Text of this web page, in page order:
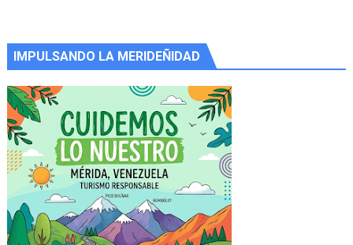
IMPULSANDO LA MERIDEÑIDAD